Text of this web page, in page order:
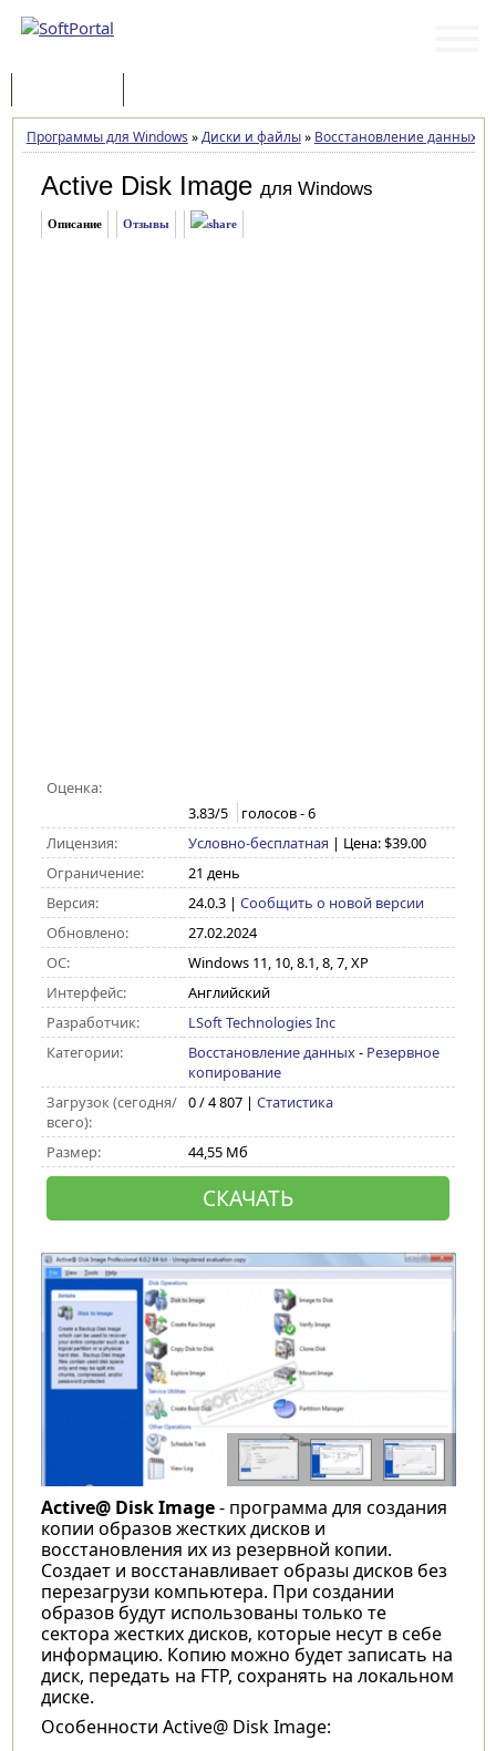
Программы для Windows »Диски и файлы» Восстановление данных
Active Disk Image для Windows
Описание Отзывы
Оценка:
3.83/5 голосов -6
Лицензия:
Условно-бесплатная | Цена: $39.00
Ограничение:
21 день
Версия:
24.0.3| Сообщить о новой версии
Обновлено:
27.02.2024
ОС:
Windows 11, 10, 8.1, 8, 7, XP
Интерфейс:
Английский
Разработчик:
LSoft Technologies Inc
Категории:
Восстановление данных- Резервное
копирование
Загрузок (сегодня/
всего):
0 / 4 807 | Статистика
Размер: 44,55 Мб
СКАЧАТЬ
Active@ Disk Image- программа для создания
копии образов жестких дисков и
восстановления их из резервной копии.
Создает и восстанавливает образы дисков без
перезагрузи компьютера. При создании
образов будут использованы только те
сектора жестких дисков, которые несут в себе
информацию. Копию можно будет записать на
диск, передать на FTP, сохранять на локальном
диске.
Особенности Active@ Disk Image: